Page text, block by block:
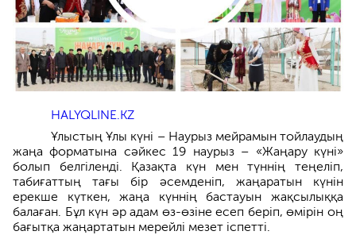
HALYQLINE.KZ
Ұлыстың Ұлы күні – Наурыз мейрамын тойлаудың
жаңа форматына сәйкес 19 наурыз – «Жаңару күні»
болып белгіленді. Қазақта күн мен түннің теңеліп,
табиғаттың тағы бір әсемденіп, жаңаратын күнін
ерекше күткен, жаңа күннің бастауын жақсылыққа
балаған. Бұл күн әр адам өз-өзіне есеп беріп, өмірін оң
бағытқа жаңартатын мерейлі мезет іспетті.